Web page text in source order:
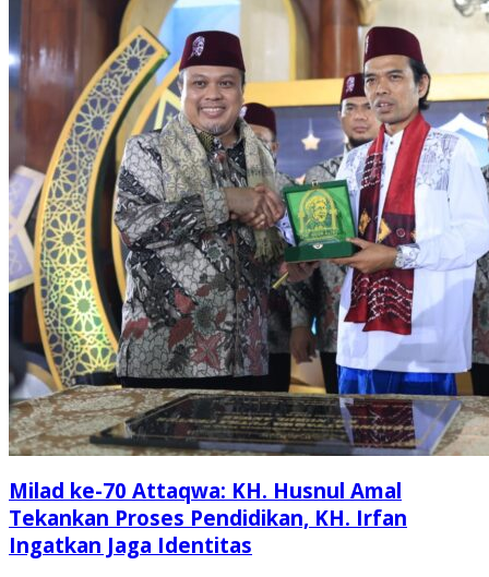
Milad ke-70 Attaqwa: KH. Husnul Amal
Tekankan Proses Pendidikan, KH. Irfan
Ingatkan Jaga Identitas